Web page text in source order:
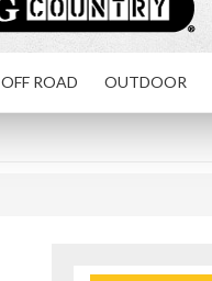
OFF ROAD OUTDOOR